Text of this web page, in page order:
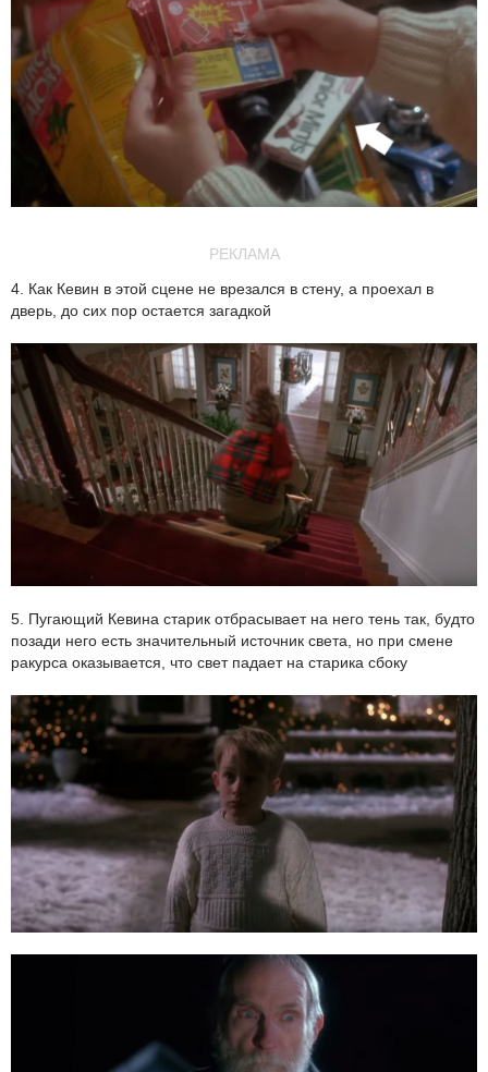
РЕКЛАМА
4. Как Кевин в этой сцене не врезался в стену, а проехал в
дверь, до сих пор остается загадкой
5. Пугающий Кевина старик отбрасывает на него тень так, будто
позади него есть значительный источник света, но при смене
ракурса оказывается, что свет падает на старика сбоку